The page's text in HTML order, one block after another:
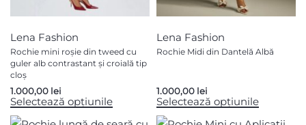
Lena Fashion
Rochie mini roșie din tweed cu
guler alb contrastant și croială tip
cloș
1.000,00 lei
Selectează opțiunile
Lena Fashion
Rochie Midi din Dantelă Albă
1.000,00 lei
Selectează opțiunile